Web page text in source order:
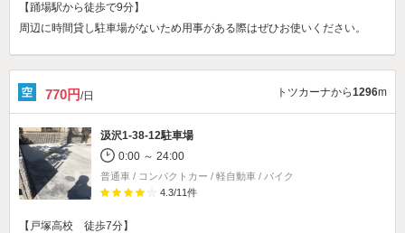
【踊場駅から徒歩で9分】
周辺に時間貸し駐車場がないため用事がある際はぜひお使いください。
770円/日 トツカーナから1296m
汲沢1-38-12駐車場
0:00 ～ 24:00
普通車 / コンパクトカー / 軽自動車 / バイク
4.3/11件
【戸塚高校 徒歩7分】